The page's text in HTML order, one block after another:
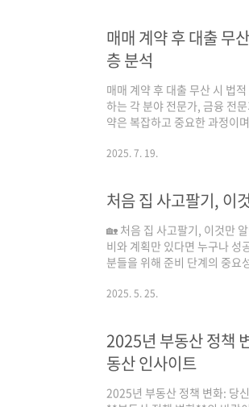
동향 체크세금·규제: 양도세·..
매매 계약 후 대출 무
층 분석
매매 계약 후 대출 무산 시 법
하는 각 분야 전문가, 금융 전
약은 복잡하고 중요한 과정이
까요? 이 상황은 매수인, 매도
필수적인 내용들을 **구체적
2025. 7. 19.
처음 집 사고팔기, 이
🏡 처음 집 사고팔기, 이것만
비와 계획만 있다면 누구나 성
분들을 위해 준비 단계의 중요
하나입니다.수억 원이 오가는
알아야 할 필수 준비 사항들을
2025. 5. 25.
2025년 부동산 정책
동산 인사이트
2025년 부동산 정책 변화: 당